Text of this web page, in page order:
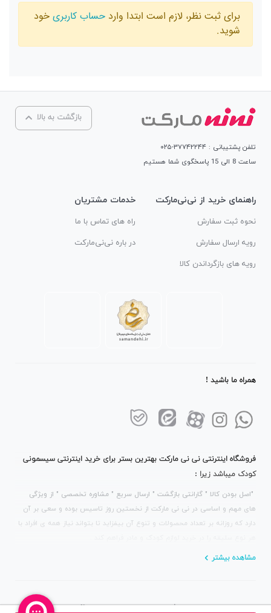
برای ثبت نظر، لازم است ابتدا وارد حساب کاربری خود
شوید.
بازگشت به بالا
تلفن پشتیبانی : ۳۷۷۴۲۲۴۴-۰۲۵
ساعت 8 الی 15 پاسخگوی شما هستیم
راهنمای خرید از نی‌نی‌مارکت
نحوه ثبت سفارش
رویه ارسال سفارش
رویه های بازگرداندن کالا
خدمات مشتریان
راه های تماس با ما
در باره نی‌نی‌مارکت
همراه ما باشید !
فروشگاه اینترنتی نی نی مارکت بهترین بستر برای خرید اینترنتی سیسمونی
کودک میباشد زیرا :
"اصل بودن کالا " گارانتی بازگشت " ارسال سریع " مشاوره تخصصی " از ویژگی
های مهم و اساسی در نی نی مارکت از نخستین روز تاسیس بوده و سعی بر آن
دارد که روزانه بر تعداد محصولات و تنوع آن بیفزاید تا بتواند نیاز همه ی افراد با
مشاهده بیشتر
استفاده از مطالب سایت فقط برای مقاصد غیرتجاری و با ذکر منبع بلامانع است.